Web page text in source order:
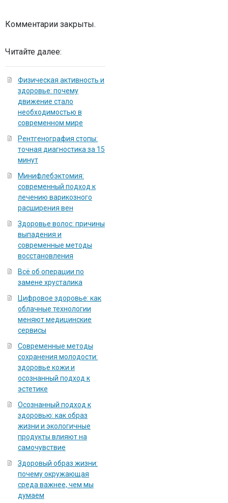
Комментарии закрыты.
Читайте далее:
Физическая активность и
здоровье: почему
движение стало
необходимостью в
современном мире
Рентгенография стопы:
точная диагностика за 15
минут
Минифлебэктомия:
современный подход к
лечению варикозного
расширения вен
Здоровье волос: причины
выпадения и
современные методы
восстановления
Всё об операции по
замене хрусталика
Цифровое здоровье: как
облачные технологии
меняют медицинские
сервисы
Современные методы
сохранения молодости:
здоровье кожи и
осознанный подход к
эстетике
Осознанный подход к
здоровью: как образ
жизни и экологичные
продукты влияют на
самочувствие
Здоровый образ жизни:
почему окружающая
среда важнее, чем мы
думаем